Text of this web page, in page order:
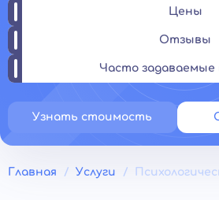
Цены
Отзывы
Часто задаваемые
Узнать стоимость
Главная Услуги